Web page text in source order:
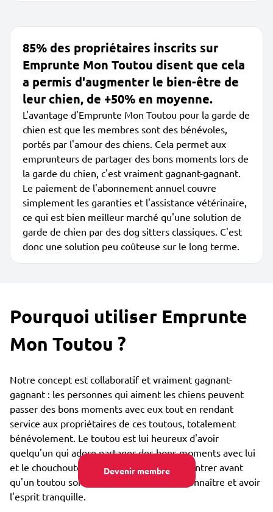
Devenir membre
85% des propriétaires inscrits sur
Emprunte Mon Toutou disent que cela
a permis d'augmenter le bien-être de
leur chien, de +50% en moyenne.
L'avantage d'Emprunte Mon Toutou pour la garde de
chien est que les membres sont des bénévoles,
portés par l'amour des chiens. Cela permet aux
emprunteurs de partager des bons moments lors de
la garde du chien, c'est vraiment gagnant-gagnant.
Le paiement de l'abonnement annuel couvre
simplement les garanties et l'assistance vétérinaire,
ce qui est bien meilleur marché qu'une solution de
garde de chien par des dog sitters classiques. C'est
donc une solution peu coûteuse sur le long terme.
Pourquoi utiliser Emprunte
Mon Toutou ?
Notre concept est collaboratif et vraiment gagnant-
gagnant : les personnes qui aiment les chiens peuvent
passer des bons moments avec eux tout en rendant
service aux propriétaires de ces toutous, totalement
bénévolement. Le toutou est lui heureux d'avoir
quelqu'un qui adore partager des bons moments avec lui
et le chouchouter. Vous pouvez vous rencontrer avant
qu'un toutou soit confié, afin de bien se connaître et avoir
l'esprit tranquille.